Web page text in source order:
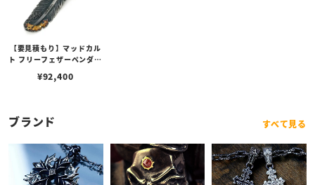
【要見積もり】マッドカル
ト フリーフェザーペンダン
ルティング＆ラスティーカ
¥92,400
ブランド すべて見る